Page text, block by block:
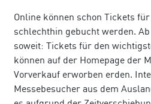
Online können schon Tickets
schlechthin gebucht werden. Ab
soweit: Tickets für den
können auf der Homepage der
Vorverkauf erworben erden.
Messebesucher aus dem